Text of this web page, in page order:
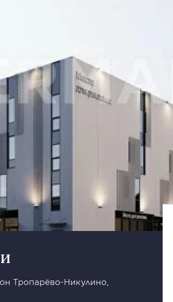
Тропарёво-Никулино,